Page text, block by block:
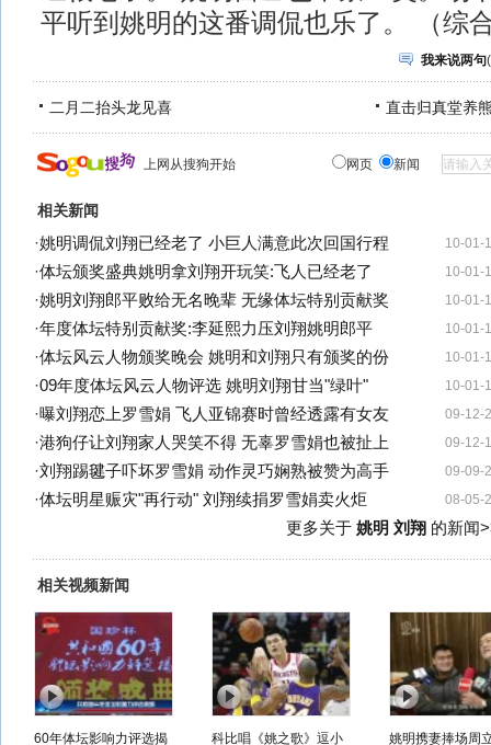
平听到姚明的这番调侃也乐了。 （综
我来说两句(
二月二抬头龙见喜 直击归真堂养
上网从搜狗开始 网页 新闻
相关新闻
10-01-
·姚明调侃刘翔已经老了 小巨人满意此次回国行程
10-01-
·体坛颁奖盛典姚明拿刘翔开玩笑:飞人已经老了
10-01-
·姚明刘翔郎平败给无名晚辈 无缘体坛特别贡献奖
10-01-
·年度体坛特别贡献奖:李延熙力压刘翔姚明郎平
10-01-
·体坛风云人物颁奖晚会 姚明和刘翔只有颁奖的份
10-01-
·09年度体坛风云人物评选 姚明刘翔甘当"绿叶"
09-12-
·曝刘翔恋上罗雪娟 飞人亚锦赛时曾经透露有女友
09-12-
·港狗仔让刘翔家人哭笑不得 无辜罗雪娟也被扯上
09-09-
·刘翔踢毽子吓坏罗雪娟 动作灵巧娴熟被赞为高手
08-05-
·体坛明星赈灾"再行动" 刘翔续捐罗雪娟卖火炬
更多关于 姚明 刘翔 的新闻
相关视频新闻
60年体坛影响力评选揭 科比唱《姚之歌》逗小 姚明携妻捧场周